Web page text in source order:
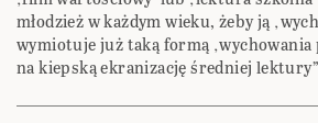
młodzież w każdym wieku, żeby ją
wymiotuje już taką formą ‚wychowania
na kiepską ekranizację średniej